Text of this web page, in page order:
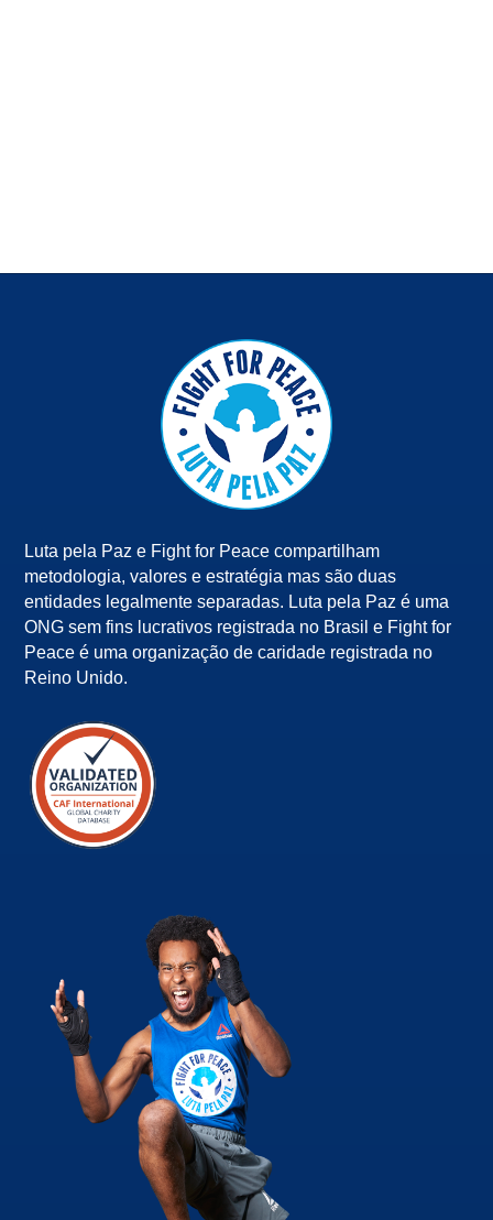
Luta pela Paz e Fight for Peace compartilham
metodologia, valores e estratégia mas são duas
entidades legalmente separadas. Luta pela Paz é uma
ONG sem fins lucrativos registrada no Brasil e Fight for
Peace é uma organização de caridade registrada no
Reino Unido.